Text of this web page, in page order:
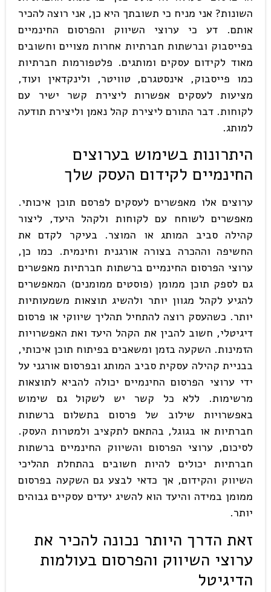
השונות? אני מניח כי תשובתך היא כן, אני רוצה להכיר
אותם. דע כי ערוצי השיווק והפרסום החינמיים
בפייסבוק וברשתות חברתיות אחרות מצויים וחשובים
מאוד לקידום עסקים ומותגים. פלטפורמות חברתיות
כמו פייסבוק, אינסטגרם, טוויטר, ולינקדאין ועוד,
מציעות לעסקים אפשרות ליצירת קשר ישיר עם
לקוחות. דבר התורם ליצירת קהל נאמן וליצירת תודעה
למותג.
היתרונות בשימוש בערוצים
החינמיים לקידום העסק שלך
ערוצים אלו מאפשרים לעסקים לפרסם תוכן איכותי.
מאפשרים לשוחח עם לקוחות ולקהל היעד, ליצור
קהילה סביב המותג או המוצר. בעיקר לקדם את
החשיפה וההכרה בצורה אורגנית וחינמית. כמו כן,
ערוצי הפרסום החינמיים ברשתות חברתיות מאפשרים
גם לספק תוכן ממומן (פוסטים ממומנים) המאפשרים
להגיע לקהל מגוון יותר ולהשיג תוצאות משמעותיות
יותר. כשהעסק רוצה להתחיל תהליך שיווקי או פרסום
דיגיטלי, חשוב להבין את הקהל היעד ואת האפשרויות
הזמינות. השקעה בזמן ומשאבים בפיתוח תוכן איכותי,
בבניית קהילה עסקית סביב המותג ובפרסום אורגני על
ידי ערוצי הפרסום החינמיים יכולה להביא לתוצאות
מרשימות. ללא כל קשר יש לשקול גם שימוש
באפשרויות שילוב של פרסום בתשלום ברשתות
חברתיות או בגוגל, בהתאם לתקציב ולמטרות העסק.
לסיכום, ערוצי הפרסום והשיווק החינמיים ברשתות
חברתיות יכולים להיות חשובים בהתחלת תהליכי
השיווק והקידום, אך כדאי לבצע גם השקעה בפרסום
ממומן במידה והיעד הוא להשיג יעדים עסקיים גבוהים
יותר.
זאת הדרך היותר נכונה להכיר את
ערוצי השיווק והפרסום בעולמות
הדיגיטל